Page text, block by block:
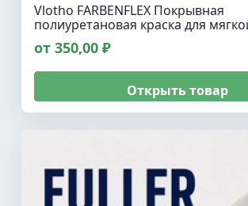
Vlotho FARBENFLEX Покрывная
полиуретановая краска для
от 350,00 ₽
Открыть товар